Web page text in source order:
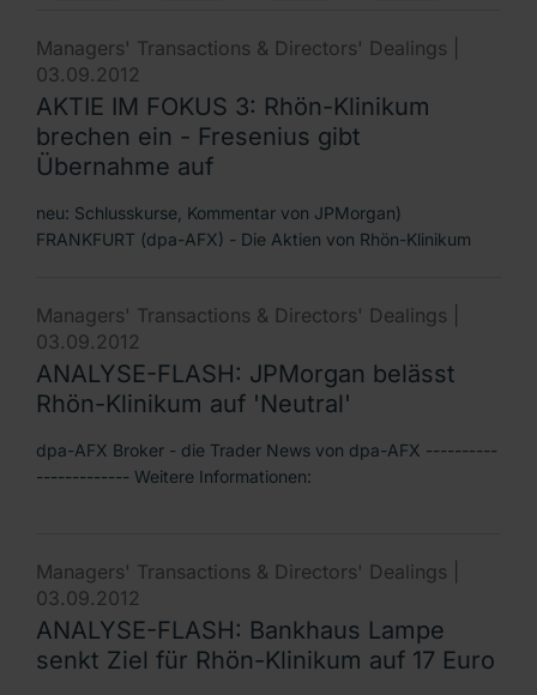
Managers' Transactions & Directors' Dealings |
03.09.2012
AKTIE IM FOKUS 3: Rhön-Klinikum
brechen ein - Fresenius gibt
Übernahme auf
neu: Schlusskurse, Kommentar von JPMorgan)
FRANKFURT (dpa-AFX) - Die Aktien von Rhön-Klinikum
Managers' Transactions & Directors' Dealings |
03.09.2012
ANALYSE-FLASH: JPMorgan belässt
Rhön-Klinikum auf 'Neutral'
dpa-AFX Broker - die Trader News von dpa-AFX ----------
------------- Weitere Informationen:
Managers' Transactions & Directors' Dealings |
03.09.2012
ANALYSE-FLASH: Bankhaus Lampe
senkt Ziel für Rhön-Klinikum auf 17 Euro